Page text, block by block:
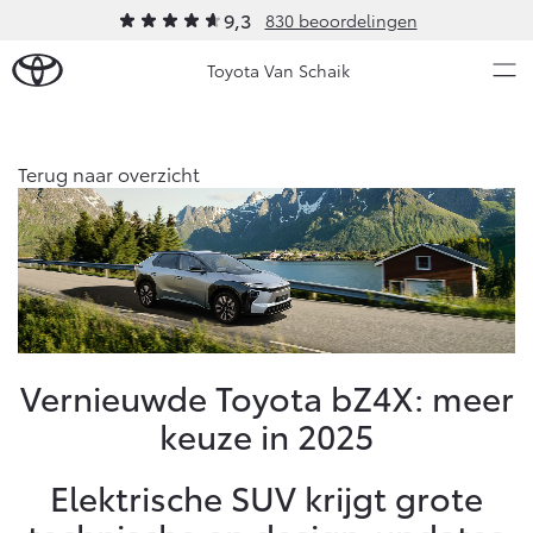
9,3 830 beoordelingen
Toyota Van Schaik
Ons bedrijf
Ons bedrijf
Onze medewerkers
Contact en Route
Vacatures
Klantbeoordelingen
Modellen
Aygo X
HYBRIDE
Vanaf € 23.750,-
Yaris
HYBRIDE
Vanaf € 27.195,-
Occasions
Diensten
Terug naar overzicht
Vernieuwde Toyota bZ4X: meer
keuze in 2025
Elektrische SUV krijgt grote